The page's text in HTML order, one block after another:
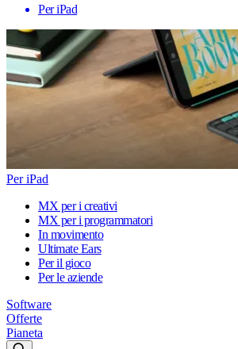
Per iPad
Per iPad
MX per i creativi
MX per i programmatori
In movimento
Ultimate Ears
Per il gioco
Per le aziende
Software
Offerte
Pianeta